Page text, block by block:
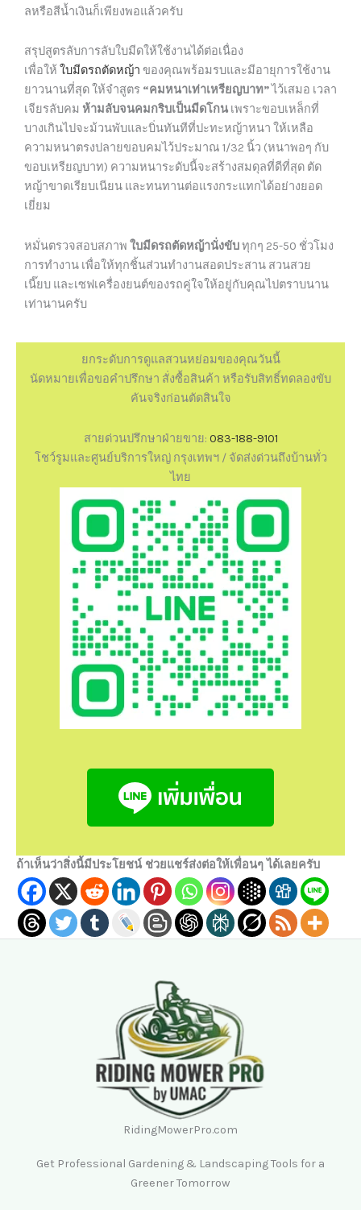
ลหรือสีน้ำเงินก็เพียงพอแล้วครับ
สรุปสูตรลับการลับใบมีดให้ใช้งานได้ต่อเนื่อง
เพื่อให้ ใบมีดรถตัดหญ้า ของคุณพร้อมรบและมีอายุการใช้งาน
ยาวนานที่สุด ให้จำสูตร “คมหนาเท่าเหรียญบาท”ไว้เสมอ เวลา
เจียรลับคม ห้ามลับจนคมกริบเป็นมีดโกน เพราะขอบเหล็กที่
บางเกินไปจะม้วนพับและบิ่นทันทีที่ปะทะหญ้าหนา ให้เหลือ
ความหนาตรงปลายขอบคมไว้ประมาณ 1/32 นิ้ว (หนาพอๆ กับ
ขอบเหรียญบาท) ความหนาระดับนี้จะสร้างสมดุลที่ดีที่สุด ตัด
หญ้าขาดเรียบเนียน และทนทานต่อแรงกระแทกได้อย่างยอด
เยี่ยม
หมั่นตรวจสอบสภาพ ใบมีดรถตัดหญ้านั่งขับทุกๆ 25-50 ชั่วโมง
การทำงาน เพื่อให้ทุกชิ้นส่วนทำงานสอดประสาน สวนสวย
เนี๊ยบ และเซฟเครื่องยนต์ของรถคู่ใจให้อยู่กับคุณไปตราบนาน
เท่านานครับ
ยกระดับการดูแลสวนหย่อมของคุณวันนี้
นัดหมายเพื่อขอคำปรึกษา สั่งซื้อสินค้า หรือรับสิทธิ์ทดลองขับ
คันจริงก่อนตัดสินใจ
สายด่วนปรึกษาฝ่ายขาย: 083-188-9101
โชว์รูมและศูนย์บริการใหญ่ กรุงเทพฯ / จัดส่งด่วนถึงบ้านทั่ว
ไทย
ถ้าเห็นว่าสิ่งนี้มีประโยชน์ ช่วยแชร์ส่งต่อให้เพื่อนๆ ได้เลยครับ
RidingMowerPro.com
Get Professional Gardening & Landscaping Tools for a
Greener Tomorrow